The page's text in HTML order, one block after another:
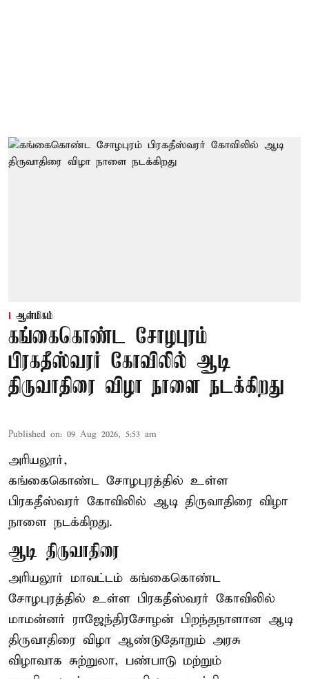
ஆன்மிகம்
கங்கைகொண்ட சோழபுரம்
பிரகதீஸ்வரர் கோவிலில் ஆடி
திருவாதிரை விழா நாளை நடக்கிறது
Published on: 09 Aug 2026, 5:53 am
அரியலூர்,
கங்கைகொண்ட சோழபுரத்தில் உள்ள
பிரகதீஸ்வரர் கோவிலில் ஆடி திருவாதிரை விழா
நாளை நடக்கிறது.
ஆடி திருவாதிரை
அரியலூர் மாவட்டம் கங்கைகொண்ட
சோழபுரத்தில் உள்ள பிரகதீஸ்வரர் கோவிலில்
மாமன்னர் ராஜேந்திரசோழன் பிறந்தநாளான ஆடி
திருவாதிரை விழா ஆண்டுதோறும் அரசு
விழாவாக சுற்றுலா, பண்பாடு மற்றும்